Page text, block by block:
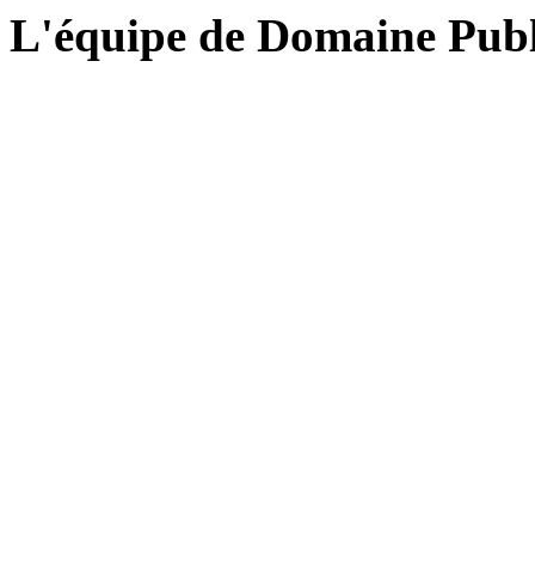
L'équipe de Domaine